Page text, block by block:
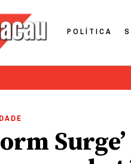
POLÍTICA